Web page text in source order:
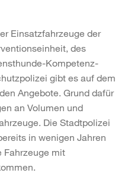
Einsatzfahrzeuge der
des
Kompetenz-
gibt es auf dem
Angebote. Grund dafür
an Volumen und
Die Stadtpolizei
in wenigen Jahren
Fahrzeuge mit